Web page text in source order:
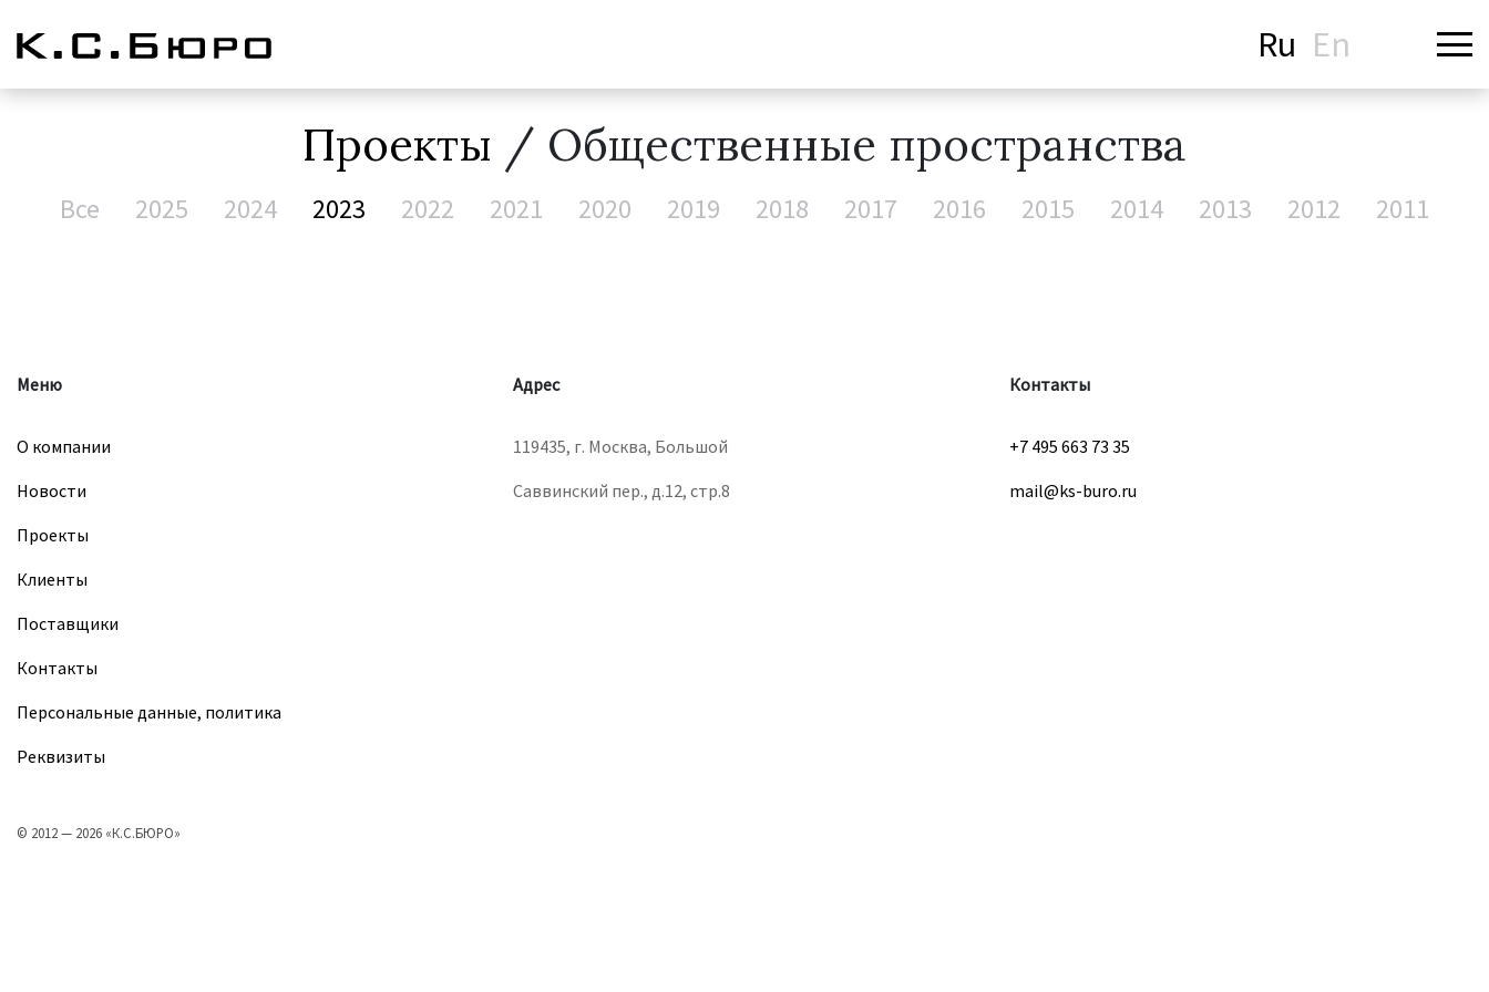
Ru En
Проекты / Общественные пространства
Все 2025 2024 2023 2022 2021 2020 2019 2018 2017 2016 2015 2014 2013 2012 2011
Меню
О компании
Новости
Проекты
Клиенты
Поставщики
Контакты
Персональные данные, политика
Реквизиты
Адрес
119435, г. Москва, Большой
Саввинский пер., д.12, стр.8
Контакты
+7 495 663 73 35
mail@ks-buro.ru
© 2012 — 2026 «К.С.БЮРО»